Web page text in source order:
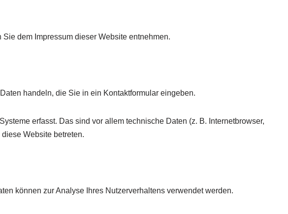
dem Impressum dieser Website entnehmen.
handeln, die Sie in ein Kontaktformular eingeben.
erfasst. Das sind vor allem technische Daten (z. B. Internetbrowser,
Website betreten.
können zur Analyse Ihres Nutzerverhaltens verwendet werden.